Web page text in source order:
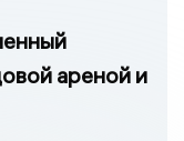
ареной и